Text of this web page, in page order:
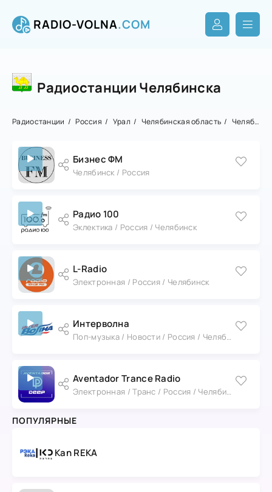
RADIO-VOLNA.COM
Радиостанции Челябинска
Радиостанции Россия Урал Челябинская область Челябинск
Бизнес ФМ
Челябинск / Россия
Радио 100
Эклектика / Россия / Челябинск
L-Radio
Электронная / Россия / Челябинск
Интерволна
Aventador Trance Radio
ПОПУЛЯРНЫЕ
Kan REKA